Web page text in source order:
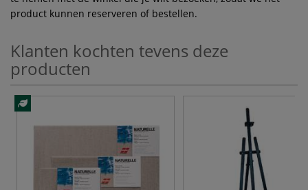
product kunnen reserveren of bestellen.
Klanten kochten tevens deze
producten